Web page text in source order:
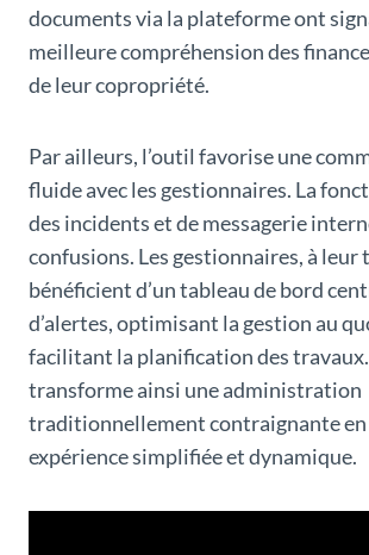
documents via la plateforme ont
meilleure compréhension des
de leur copropriété.
Par ailleurs, l’outil favorise une
fluide avec les gestionnaires. La
des incidents et de messagerie
confusions. Les gestionnaires, à leur
bénéficient d’un tableau de bord
d’alertes, optimisant la gestion au
facilitant la planification des
transforme ainsi une administration
traditionnellement contraignante en
expérience simplifiée et dynamique.